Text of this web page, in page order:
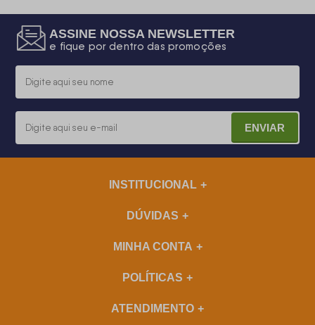
ASSINE NOSSA NEWSLETTER
e fique por dentro das promoções
ENVIAR
INSTITUCIONAL
DÚVIDAS
MINHA CONTA
POLÍTICAS
ATENDIMENTO